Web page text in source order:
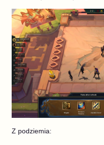
Z podziemia: